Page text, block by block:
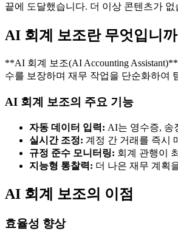
끝에 도달했습니다. 더 이상 콘텐츠가 없
AI 회계 보조란 무엇입니
**AI 회계 보조(AI Accounting
수를 보장하며 재무 작업을 단순화하여
AI 회계 보조의 주요 기능
자동 데이터 입력: AI는 영수증, 송
실시간 조정: 계정 간 거래를 즉시
규정 준수 모니터링: 회계 관행이
지능형 통찰력: 더 나은 재무 계획
AI 회계 보조의 이점
효율성 향상